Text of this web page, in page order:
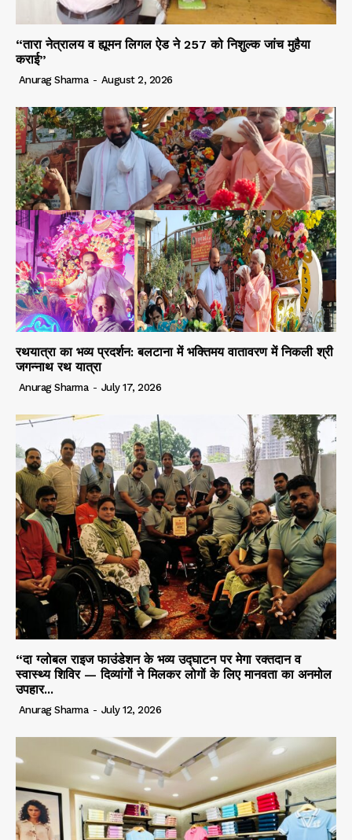
“तारा नेत्रालय व ह्यूमन लिगल ऐड ने 257 को निशुल्क जांच मुहैया
कराई”
Anurag Sharma - August 2, 2026
रथयात्रा का भव्य प्रदर्शन: बलटाना में भक्तिमय वातावरण में निकली श्री
जगन्नाथ रथ यात्रा
Anurag Sharma - July 17, 2026
“दा ग्लोबल राइज फाउंडेशन के भव्य उद्घाटन पर मेगा रक्तदान व
स्वास्थ्य शिविर — दिव्यांगों ने मिलकर लोगों के लिए मानवता का अनमोल
उपहार...
Anurag Sharma - July 12, 2026